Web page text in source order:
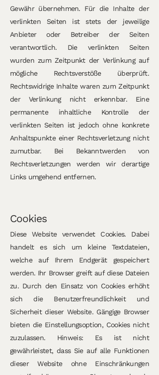
Gewähr übernehmen. Für die Inhalte der
verlinkten Seiten ist stets der jeweilige
Anbieter oder Betreiber der Seiten
verantwortlich. Die verlinkten Seiten
wurden zum Zeitpunkt der Verlinkung auf
mögliche Rechtsverstöße überprüft.
Rechtswidrige Inhalte waren zum Zeitpunkt
der Verlinkung nicht erkennbar. Eine
permanente inhaltliche Kontrolle der
verlinkten Seiten ist jedoch ohne konkrete
Anhaltspunkte einer Rechtsverletzung nicht
zumutbar. Bei Bekanntwerden von
Rechtsverletzungen werden wir derartige
Links umgehend entfernen.
Cookies
Diese Website verwendet Cookies. Dabei
handelt es sich um kleine Textdateien,
welche auf Ihrem Endgerät gespeichert
werden. Ihr Browser greift auf diese Dateien
zu. Durch den Einsatz von Cookies erhöht
sich die Benutzerfreundlichkeit und
Sicherheit dieser Website. Gängige Browser
bieten die Einstellungsoption, Cookies nicht
zuzulassen. Hinweis: Es ist nicht
gewährleistet, dass Sie auf alle Funktionen
dieser Website ohne Einschränkungen